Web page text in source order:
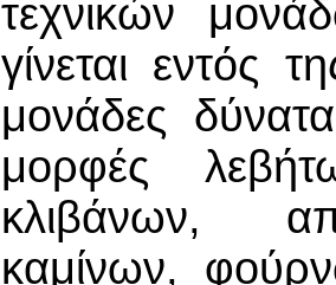
τεχνικών
γίνεται εντός
μονάδες
μορφές
κλιβάνων,
καμίνων,